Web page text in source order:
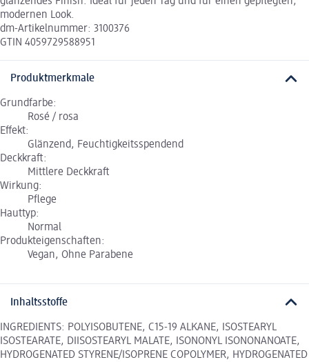
modernen Look.
dm-Artikelnummer: 3100376
GTIN 4059729588951
Produktmerkmale
Grundfarbe:
Rosé / rosa
Effekt:
Glänzend, Feuchtigkeitsspendend
Deckkraft:
Mittlere Deckkraft
Wirkung:
Pflege
Hauttyp:
Normal
Produkteigenschaften:
Vegan, Ohne Parabene
Inhaltsstoffe
INGREDIENTS: POLYISOBUTENE, C15-19 ALKANE, ISOSTEARYL
ISOSTEARATE, DIISOSTEARYL MALATE, ISONONYL ISONONANOATE,
HYDROGENATED STYRENE/ISOPRENE COPOLYMER, HYDROGENATED